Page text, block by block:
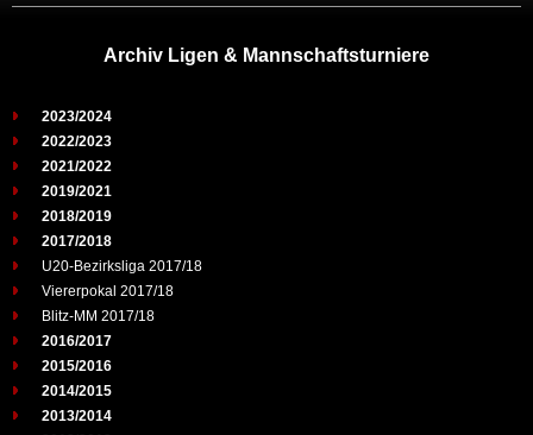
Archiv Ligen & Mannschaftsturniere
2023/2024
2022/2023
2021/2022
2019/2021
2018/2019
2017/2018
U20-Bezirksliga 2017/18
Viererpokal 2017/18
Blitz-MM 2017/18
2016/2017
2015/2016
2014/2015
2013/2014